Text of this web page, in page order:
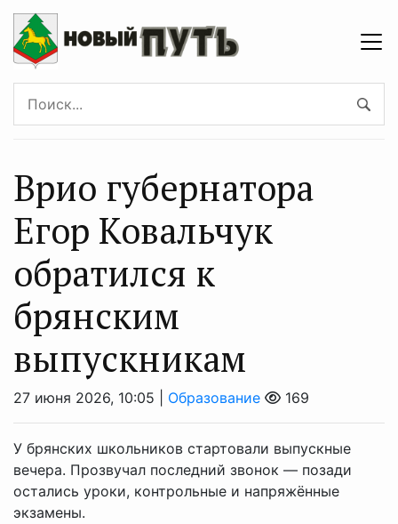
Врио губернатора
Егор Ковальчук
обратился к
брянским
выпускникам
27 июня 2026, 10:05 | Образование 169
У брянских школьников стартовали выпускные
вечера. Прозвучал последний звонок — позади
остались уроки, контрольные и напряжённые
экзамены.